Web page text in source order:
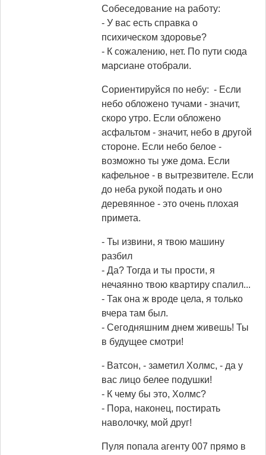
Собеседование на работу:
- У вас есть справка о
психическом здоровье?
- К сожалению, нет. По пути сюда
марсиане отобрали.
Сориентируйся по небу: - Если
небо обложено тучами - значит,
скоро утро. Если обложено
асфальтом - значит, небо в другой
стороне. Если небо белое -
возможно ты уже дома. Если
кафельное - в вытрезвителе. Если
до неба рукой подать и оно
деревянное - это очень плохая
примета.
- Ты извини, я твою машину
разбил
- Да? Тогда и ты прости, я
нечаянно твою квартиру спалил...
- Так она ж вроде цела, я только
вчера там был.
- Сегодняшним днем живешь! Ты
в будущее смотри!
- Ватсон, - заметил Холмс, - да у
вас лицо белее подушки!
- К чему бы это, Холмс?
- Пора, наконец, постирать
наволочку, мой друг!
Пуля попала агенту 007 прямо в